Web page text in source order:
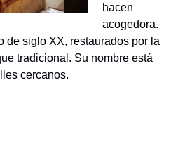
hacen
acogedora.
de siglo XX, restaurados por la
tradicional. Su nombre está
cercanos.